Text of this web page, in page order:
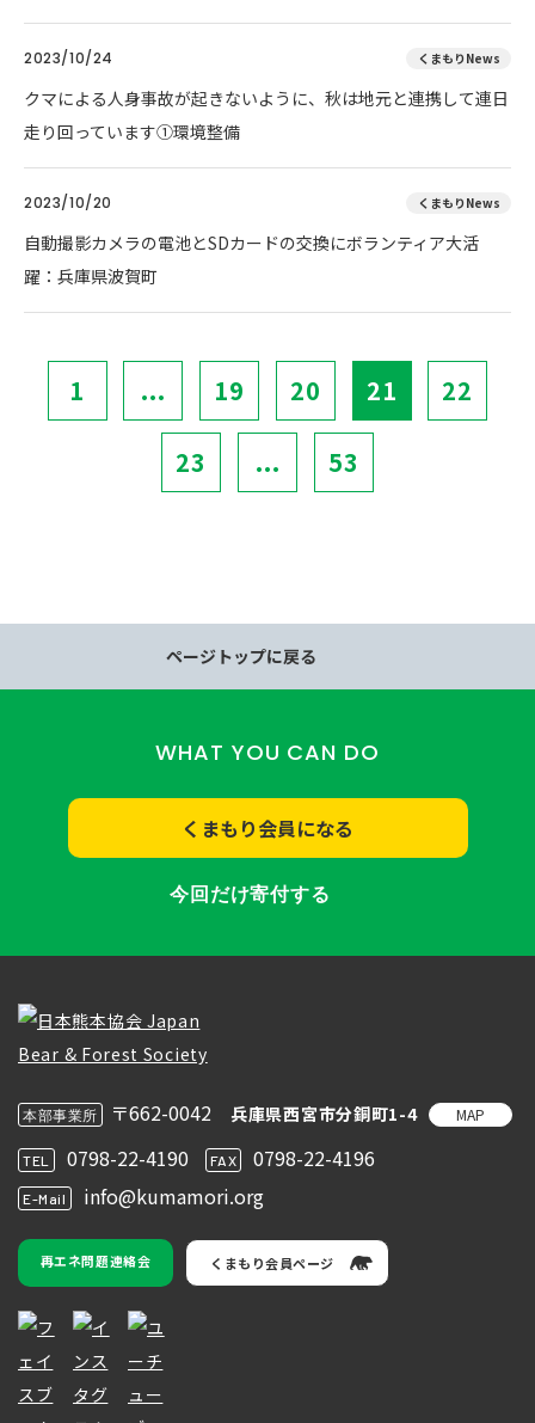
2023/10/24 くまもりNews
クマによる人身事故が起きないように、秋は地元と連携して連日
走り回っています①環境整備
2023/10/20 くまもりNews
自動撮影カメラの電池とSDカードの交換にボランティア大活
躍：兵庫県波賀町
1 ... 19 20 21 22
23 ... 53
ページトップに戻る
WHAT YOU CAN DO
くまもり会員になる
今回だけ寄付する
本部事業所 〒662-0042 兵庫県西宮市分銅町1-4 MAP
TEL 0798-22-4190 FAX 0798-22-4196
E-Mail info@kumamori.org
再エネ問題連絡会 くまもり会員ページ